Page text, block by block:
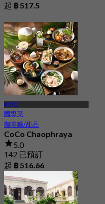
起 ฿ 517.5
帕那空
國際菜
咖啡廳/甜品
CoCo Chaophraya
5.0
142 已預訂
起 ฿ 516.66